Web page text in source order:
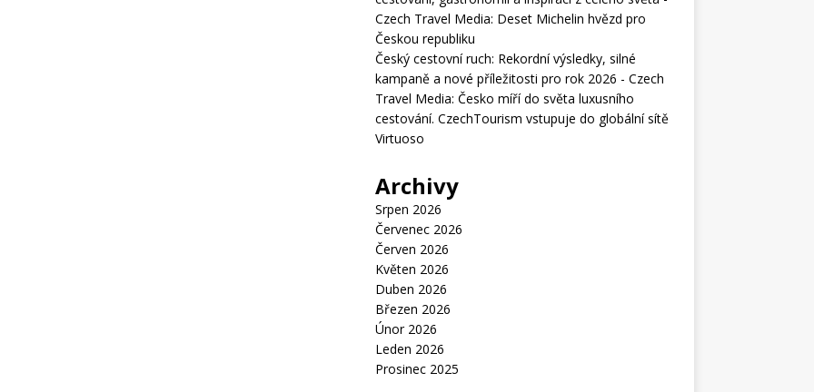
Czech Travel Media: Deset Michelin hvězd pro
Českou republiku
Český cestovní ruch: Rekordní výsledky, silné
kampaně a nové příležitosti pro rok 2026 - Czech
Travel Media: Česko míří do světa luxusního
cestování. CzechTourism vstupuje do globální sítě
Virtuoso
Archivy
Srpen 2026
Červenec 2026
Červen 2026
Květen 2026
Duben 2026
Březen 2026
Únor 2026
Leden 2026
Prosinec 2025